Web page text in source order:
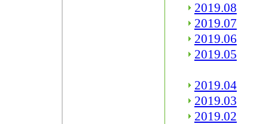
2019.08
2019.07
2019.06
2019.05
2019.04
2019.03
2019.02